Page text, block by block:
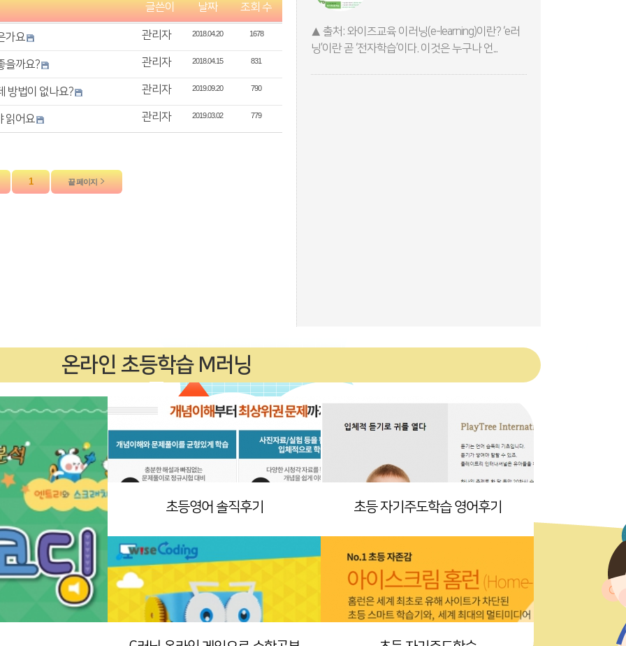
글쓴이 날짜 조회 수
가요 관리자 2018.04.20 1678
을까요? 관리자 2018.04.15 831
방법이 없나요? 관리자 2019.09.20 790
읽어요 관리자 2019.03.02 779
1 끝 페이지
▲ 출처: 와이즈교육 이러닝(e-learning)이란? ‘e러
닝’이란 곧 ‘전자학습’이다. 이것은 누구나 언...
온라인 초등학습 M러닝
초등영어 솔직후기 초등 자기주도학습 영어후기